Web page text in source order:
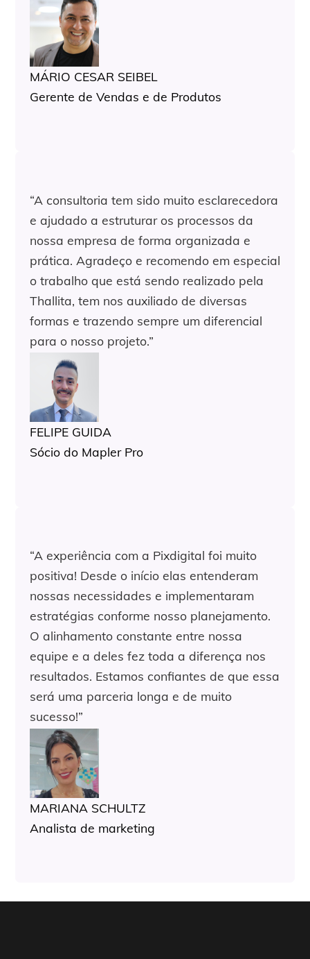
MÁRIO CESAR SEIBEL
Gerente de Vendas e de Produtos
“A consultoria tem sido muito esclarecedora
e ajudado a estruturar os processos da
nossa empresa de forma organizada e
prática. Agradeço e recomendo em especial
o trabalho que está sendo realizado pela
Thallita, tem nos auxiliado de diversas
formas e trazendo sempre um diferencial
para o nosso projeto.”
FELIPE GUIDA
Sócio do Mapler Pro
“A experiência com a Pixdigital foi muito
positiva! Desde o início elas entenderam
nossas necessidades e implementaram
estratégias conforme nosso planejamento.
O alinhamento constante entre nossa
equipe e a deles fez toda a diferença nos
resultados. Estamos confiantes de que essa
será uma parceria longa e de muito
sucesso!”
MARIANA SCHULTZ
Analista de marketing